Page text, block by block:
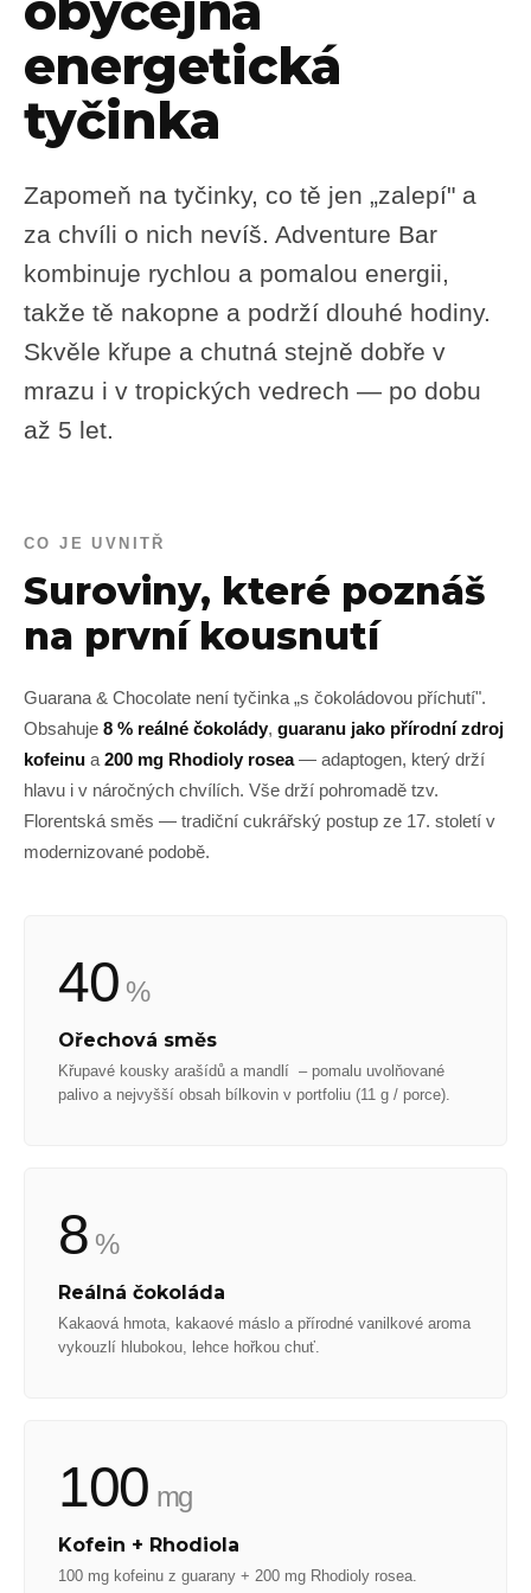
energetická
tyčinka
Zapomeň na tyčinky, co tě jen „zalepí" a
za chvíli o nich nevíš. Adventure Bar
kombinuje rychlou a pomalou energii,
takže tě nakopne a podrží dlouhé hodiny.
Skvěle křupe a chutná stejně dobře v
mrazu i v tropických vedrech — po dobu
až 5 let.
CO JE UVNITŘ
Suroviny, které poznáš
na první kousnutí
Guarana & Chocolate není tyčinka „s čokoládovou příchutí".
Obsahuje 8 % reálné čokolády, guaranu jako přírodní zdroj
kofeinu a 200 mg Rhodioly rosea— adaptogen, který drží
hlavu i v náročných chvílích. Vše drží pohromadě tzv.
Florentská směs — tradiční cukrářský postup ze 17. století v
modernizované podobě.
40 %
Ořechová směs
Křupavé kousky arašídů a mandlí – pomalu uvolňované
palivo a nejvyšší obsah bílkovin v portfoliu (11 g / porce).
8 %
Reálná čokoláda
Kakaová hmota, kakaové máslo a přírodné vanilkové aroma
vykouzlí hlubokou, lehce hořkou chuť.
100 mg
Kofein + Rhodiola
100 mg kofeinu z guarany + 200 mg Rhodioly rosea.